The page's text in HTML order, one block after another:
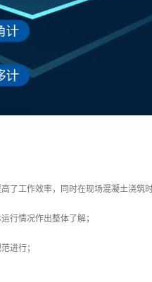
了工作效率，同时在现场混凝土浇筑
行情况作出整体了解；
进行；